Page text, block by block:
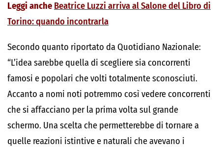
Leggi anche Beatrice Luzzi arriva al Salone del Libro di
Torino: quando incontrarla
Secondo quanto riportato da Quotidiano Nazionale:
“L’idea sarebbe quella di scegliere sia concorrenti
famosi e popolari che volti totalmente sconosciuti.
Accanto a nomi noti potremmo così vedere concorrenti
che si affacciano per la prima volta sul grande
schermo. Una scelta che permetterebbe di tornare a
quelle reazioni istintive e naturali che avevano i